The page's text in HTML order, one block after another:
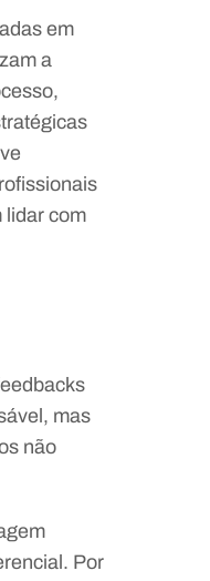
em
a
lidar com
mas
não
Por